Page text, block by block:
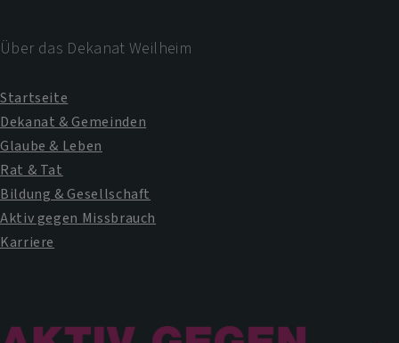
Über das Dekanat Weilheim
Startseite
Dekanat & Gemeinden
Glaube & Leben
Rat & Tat
Bildung & Gesellschaft
Aktiv gegen Missbrauch
Karriere